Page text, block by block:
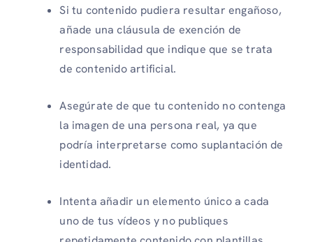
Si tu contenido pudiera resultar engañoso,
añade una cláusula de exención de
responsabilidad que indique que se trata
de contenido artificial.
Asegúrate de que tu contenido no contenga
la imagen de una persona real, ya que
podría interpretarse como suplantación de
identidad.
Intenta añadir un elemento único a cada
uno de tus vídeos y no publiques